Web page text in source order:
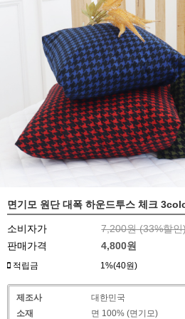
면기모 원단 대폭 하운드투스 체크
소비자가 7,200원 (33%할
판매가격
4,800원
적립금 1%(40원)
제조사
대한민국
소재
면 100% (면기모)